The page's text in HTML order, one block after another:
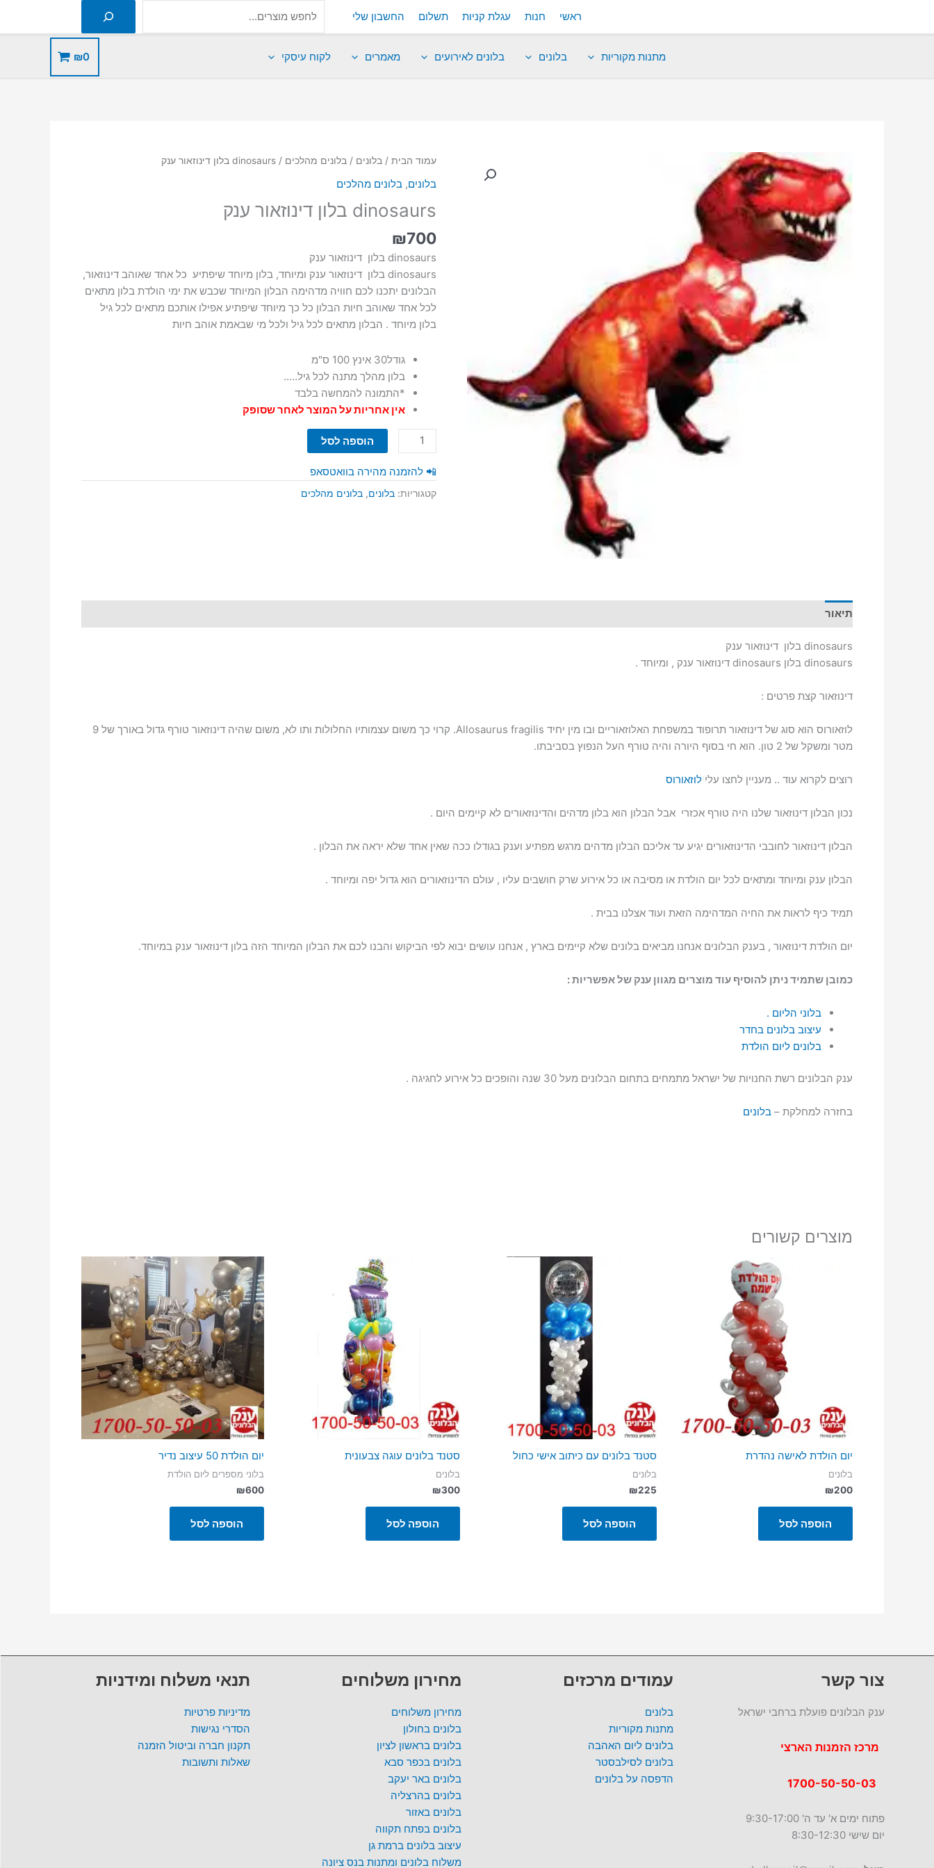
ראשי חנות עגלת קניות תשלום החשבון שלי
מתנות מקוריות בלונים בלונים לאירועים מאמרים לקוח עיסקי ₪0
עמוד הבית / בלונים / בלונים מהלכים / dinosaurs בלון דינוזאור ענק
בלונים,בלונים מהלכים
dinosaurs בלון דינוזאור ענק
₪700
dinosaurs בלון דינוזאור ענק
dinosaurs בלון דינוזאור ענק ומיוחד, בלון מיוחד שיפתיע כל אחד שאוהב דינוזאור,
הבלונים יתכנו לכם חוויה מדהימה הבלון המיוחד שכבש את ימי הולדת בלון מתאים
לכל אחד שאוהב חיות הבלון כל כך מיוחד שיפתיע אפילו אותכם מתאים לכל גיל
בלון מיוחד . הבלון מתאים לכל גיל ולכל מי שבאמת אוהב חיות
גודל30 אינץ 100 ס"מ
בלון מהלך מתנה לכל גיל…..
*התמונה להמחשה בלבד
אין אחריות על המוצר לאחר שסופק
כמות
של
dinosaurs
דינוזאור
הוספה לסל
📲 להזמנה מהירה בוואטסאפ
קטגוריות:בלונים,בלונים מהלכים
תיאור
dinosaurs בלון דינוזאור ענק
dinosaurs בלון dinosaurs דינוזאור ענק , ומיוחד .
דינוזאור קצת פרטים :
לוזאורוס הוא סוג של דינוזאור תרופוד במשפחת האלוזאוריים ובו מין יחיד Allosaurus fragilis. קרוי כך משום עצמותיו החלולות ותו לא, משום שהיה דינוזאור טורף גדול באורך של 9
מטר ומשקל של 2 טון. הוא חי בסוף היורה והיה טורף העל הנפוץ בסביבתו.
רוצים לקרוא עוד .. מעניין לחצו עלי לוזאורוס
נכון הבלון דינוזאור שלנו היה טורף אכזרי אבל הבלון הוא בלון מדהים והדינוזאורים לא קיימים היום .
הבלון דינוזאור לחובבי הדינוזאורים יגיע עד אליכם הבלון מדהים מרגש מפתיע וענק בגודלו ככה שאין אחד שלא יראה את הבלון .
הבלון ענק ומיוחד ומתאים לכל יום הולדת או מסיבה או כל אירוע שרק חושבים עליו , עולם הדינוזאורים הוא גדול יפה ומיוחד .
תמיד כיף לראות את החיה המדהימה הזאת ועוד אצלנו בבית .
יום הולדת דינוזאור , בענק הבלונים אנחנו מביאים בלונים שלא קיימים בארץ , אנחנו עושים יבוא לפי הביקוש והבנו לכם את הבלון המיוחד הזה בלון דינוזאור ענק במיוחד.
כמובן שתמיד ניתן להוסיף עוד מוצרים מגוון ענק של אפשריות :
בלוני הליום .
עיצוב בלונים בחדר
בלונים ליום הולדת
ענק הבלונים רשת החנויות של ישראל מתמחים בתחום הבלונים מעל 30 שנה והופכים כל אירוע לחגיגה .
בחזרה למחלקת – בלונים
מוצרים קשורים
יום הולדת לאישה נהדרת
בלונים
₪200
הוספה לסל
סטנד בלונים עם כיתוב אישי כחול
בלונים
₪225
הוספה לסל
סטנד בלונים עוגה צבעונית
בלונים
₪300
הוספה לסל
יום הולדת 50 עיצוב נדיר
בלוני מספרים ליום הולדת
₪600
הוספה לסל
צור קשר
ענק הבלונים פועלת ברחבי ישראל
מרכז הזמנות הארצי
פתוח ימים א' עד ה' 9:30-17:00
יום שישי 8:30-12:30
עמודים מרכזים
בלונים
מתנות מקוריות
בלונים ליום האהבה
בלונים לסילבסטר
הדפסה על בלונים
מחירון משלוחים
מחירון משלוחים
בלונים בחולון
בלונים בראשון לציון
בלונים בכפר סבא
בלונים באר יעקב
בלונים בהרצליה
בלונים באזור
בלונים בפתח תקווה
עיצוב בלונים ברמת גן
משלוח בלונים ומתנות בנס ציונה
תנאי משלוח ומידניות
מדיניות פרטיות
הסדרי נגישות
תקנון חברה וביטול הזמנה
שאלות ותשובות